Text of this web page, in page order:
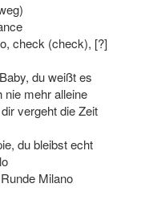
check (check), [?]
du weißt es
nie mehr alleine
vergeht die Zeit
du bleibst echt
Milano